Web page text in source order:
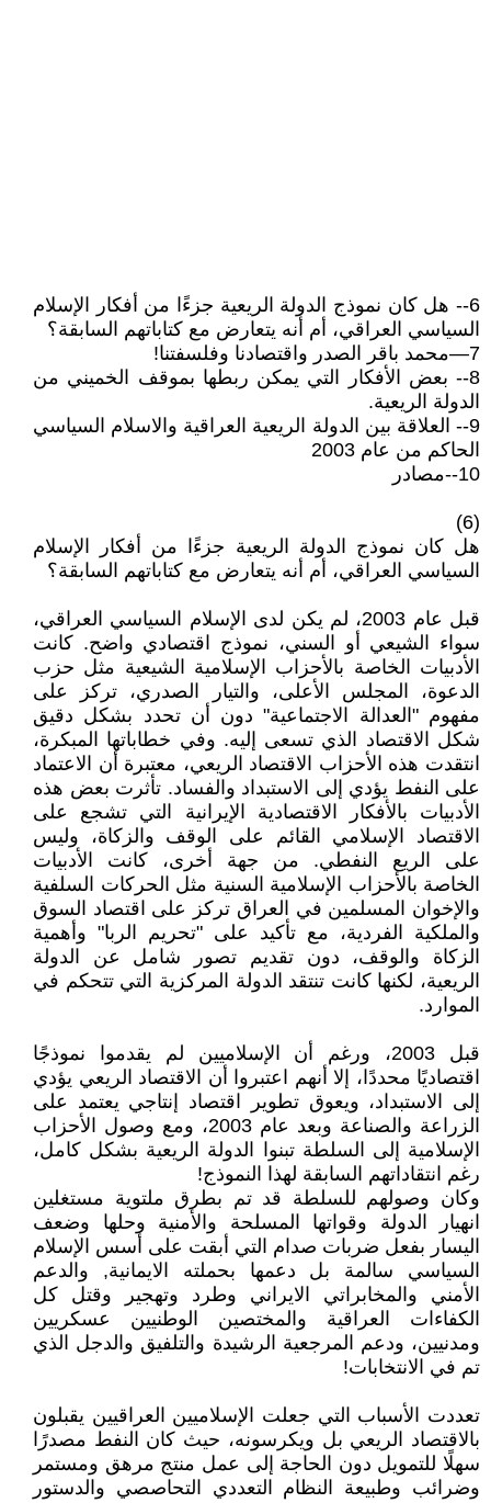
6-- هل كان نموذج الدولة الريعية جزءًا من أفكار الإسلام
السياسي العراقي، أم أنه يتعارض مع كتاباتهم السابقة؟
7—محمد باقر الصدر واقتصادنا وفلسفتنا!
8-- بعض الأفكار التي يمكن ربطها بموقف الخميني من
الدولة الريعية.
9-- العلاقة بين الدولة الريعية العراقية والاسلام السياسي
الحاكم من عام 2003
10--مصادر
(6)
هل كان نموذج الدولة الريعية جزءًا من أفكار الإسلام
السياسي العراقي، أم أنه يتعارض مع كتاباتهم السابقة؟
قبل عام 2003، لم يكن لدى الإسلام السياسي العراقي،
سواء الشيعي أو السني، نموذج اقتصادي واضح. كانت
الأدبيات الخاصة بالأحزاب الإسلامية الشيعية مثل حزب
الدعوة، المجلس الأعلى، والتيار الصدري، تركز على
مفهوم "العدالة الاجتماعية" دون أن تحدد بشكل دقيق
شكل الاقتصاد الذي تسعى إليه. وفي خطاباتها المبكرة،
انتقدت هذه الأحزاب الاقتصاد الريعي، معتبرة أن الاعتماد
على النفط يؤدي إلى الاستبداد والفساد. تأثرت بعض هذه
الأدبيات بالأفكار الاقتصادية الإيرانية التي تشجع على
الاقتصاد الإسلامي القائم على الوقف والزكاة، وليس
على الريع النفطي. من جهة أخرى، كانت الأدبيات
الخاصة بالأحزاب الإسلامية السنية مثل الحركات السلفية
والإخوان المسلمين في العراق تركز على اقتصاد السوق
والملكية الفردية، مع تأكيد على "تحريم الربا" وأهمية
الزكاة والوقف، دون تقديم تصور شامل عن الدولة
الريعية، لكنها كانت تنتقد الدولة المركزية التي تتحكم في
الموارد.
قبل 2003، ورغم أن الإسلاميين لم يقدموا نموذجًا
اقتصاديًا محددًا، إلا أنهم اعتبروا أن الاقتصاد الريعي يؤدي
إلى الاستبداد، ويعوق تطوير اقتصاد إنتاجي يعتمد على
الزراعة والصناعة وبعد عام 2003، ومع وصول الأحزاب
الإسلامية إلى السلطة تبنوا الدولة الريعية بشكل كامل،
رغم انتقاداتهم السابقة لهذا النموذج!
وكان وصولهم للسلطة قد تم بطرق ملتوية مستغلين
انهيار الدولة وقواتها المسلحة والأمنية وحلها وضعف
اليسار بفعل ضربات صدام التي أبقت على أسس الإسلام
السياسي سالمة بل دعمها بحملته الايمانية, والدعم
الأمني والمخابراتي الايراني وطرد وتهجير وقتل كل
الكفاءات العراقية والمختصين الوطنيين عسكريين
ومدنيين، ودعم المرجعية الرشيدة والتلفيق والدجل الذي
تم في الانتخابات!
تعددت الأسباب التي جعلت الإسلاميين العراقيين يقبلون
بالاقتصاد الريعي بل ويكرسونه، حيث كان النفط مصدرًا
سهلًا للتمويل دون الحاجة إلى عمل منتج مرهق ومستمر
وضرائب وطبيعة النظام التعددي التحاصصي والدستور